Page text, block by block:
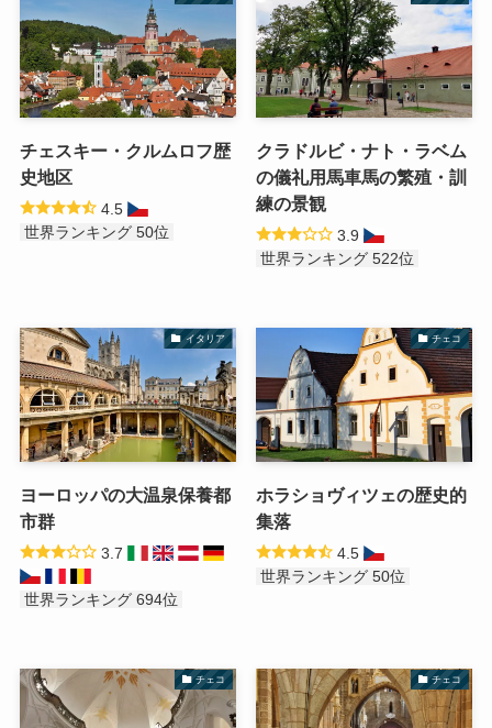
チェスキー・クルムロフ歴
史地区
4.5
世界ランキング 50位
クラドルビ・ナト・ラベム
の儀礼用馬車馬の繁殖・訓
練の景観
3.9
世界ランキング 522位
イタリア
ヨーロッパの大温泉保養都
市群
3.7
世界ランキング 694位
チェコ
ホラショヴィツェの歴史的
集落
4.5
世界ランキング 50位
チェコ チェコ